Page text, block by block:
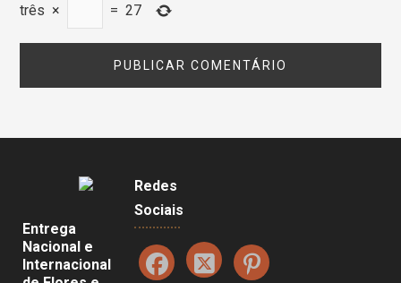
três × = 27
Entrega
Nacional e
Internacional
Redes
Sociais